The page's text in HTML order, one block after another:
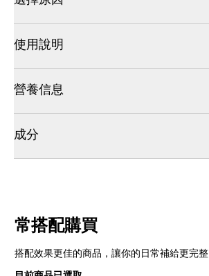
使用說明
營養信息
成分
常搭配購買
搭配效果更佳的商品，讓你的日常補給更完整